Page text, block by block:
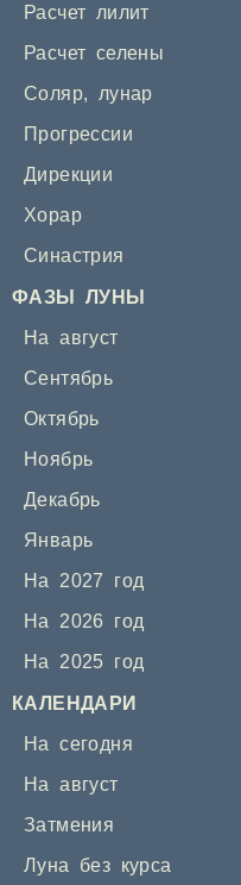
Расчет лилит
Расчет селены
Соляр, лунар
Прогрессии
Дирекции
Хорар
Синастрия
ФАЗЫ ЛУНЫ
На август
Сентябрь
Октябрь
Ноябрь
Декабрь
Январь
На 2027 год
На 2026 год
На 2025 год
КАЛЕНДАРИ
На сегодня
На август
Затмения
Луна без курса